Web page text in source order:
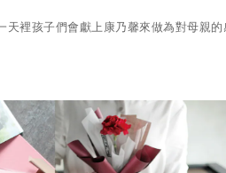
裡孩子們會獻上康乃馨來做為對母親